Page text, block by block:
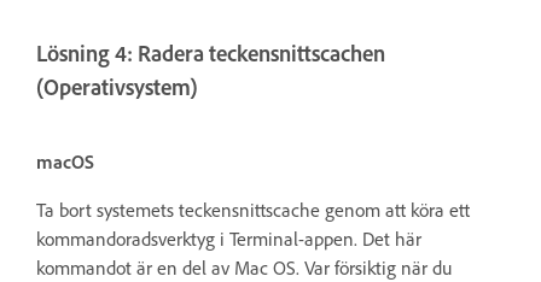
Lösning 4: Radera teckensnittscachen
(Operativsystem)
macOS
Ta bort systemets teckensnittscache genom att köra ett
kommandoradsverktyg i Terminal-appen. Det här
kommandot är en del av Mac OS. Var försiktig när du